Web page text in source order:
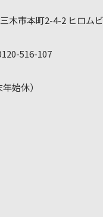
木市本町2-4-2 ヒロム
516-107
始休）